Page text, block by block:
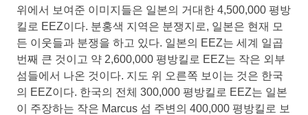
위에서 보여준 이미지들은 일본의 거대한 4,500,000 평방
킬로 EEZ이다. 분홍색 지역은 분쟁지로, 일본은 현재 모
든 이웃들과 분쟁을 하고 있다. 일본의 EEZ는 세계 일곱
번째 큰 것이고 약 2,600,000 평방킬로 EEZ는 작은 외부
섬들에서 나온 것이다. 지도 위 오른쪽 보이는 것은 한국
의 EEZ이다. 한국의 전체 300,000 평방킬로 EEZ는 일본
이 주장하는 작은 Marcus 섬 주변의 400,000 평방킬로 보